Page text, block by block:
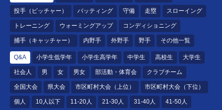
投手（ピッチャー） バッティング 守備 走塁 スローイング
トレーニング ウォーミングアップ コンディショニング
捕手（キャッチャー） 内野手 外野手 野手 その他一覧
Q&A 小学生低学年 小学生高学年 中学生 高校生 大学生
社会人 男 女 男女 部活動・体育会 クラブチーム
全国大会 県大会 市区町村大会（上位） 市区町村大会（下位）
個人 10人以下 11-20人 21-30人 31-40人 41-50人